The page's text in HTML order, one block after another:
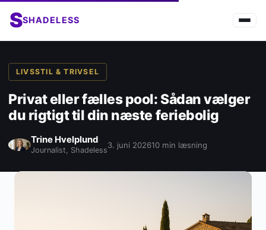
SSHADELESS
LIVSSTIL & TRIVSEL
Privat eller fælles pool: Sådan vælger
du rigtigt til din næste feriebolig
Trine Hvelplund
Journalist, Shadeless
3. juni 202610 min læsning